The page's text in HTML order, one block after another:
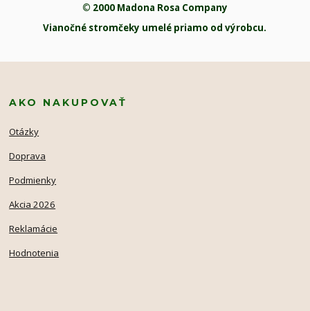
© 2000 Madona Rosa Company
Vianočné stromčeky umelé priamo od výrobcu.
AKO NAKUPOVAŤ
Otázky
Doprava
Podmienky
Akcia 2026
Reklamácie
Hodnotenia